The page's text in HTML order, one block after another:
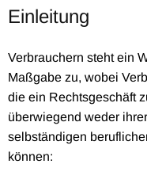
Einleitung
Verbrauchern steht ein
Maßgabe zu, wobei
die ein Rechtsgeschäft
überwiegend weder
selbständigen
können: